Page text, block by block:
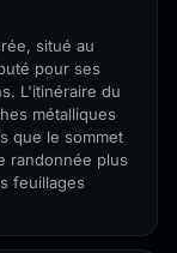
situé au
pour ses
L'itinéraire du
métalliques
que le sommet
randonnée plus
feuillages